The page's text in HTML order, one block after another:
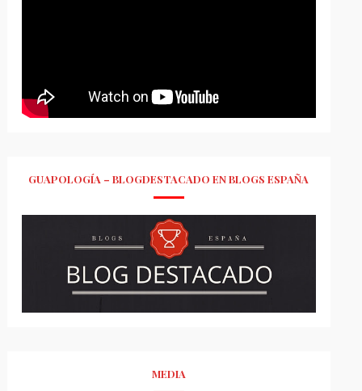
GUAPOLOGÍA – BLOGDESTACADO EN BLOGS ESPAÑA
MEDIA